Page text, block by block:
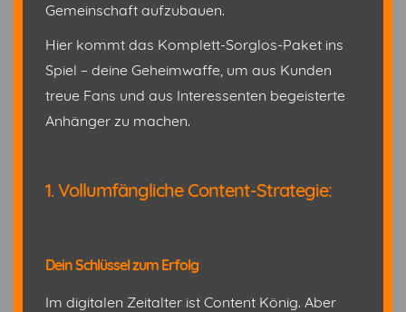
Gemeinschaft aufzubauen.
Hier kommt das Komplett-Sorglos-Paket ins
Spiel – deine Geheimwaffe, um aus Kunden
treue Fans und aus Interessenten begeisterte
Anhänger zu machen.
1. Vollumfängliche Content-Strategie:
Dein Schlüssel zum Erfolg
Im digitalen Zeitalter ist Content König. Aber